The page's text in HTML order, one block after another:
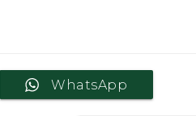
WhatsApp